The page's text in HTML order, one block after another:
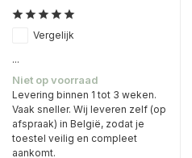
Vergelijk
...
Niet op voorraad
Levering binnen 1 tot 3 weken.
Vaak sneller. Wij leveren zelf (op
afspraak) in België, zodat je
toestel veilig en compleet
aankomt.